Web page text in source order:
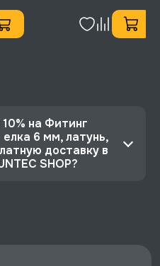
на Фитинг
6 мм, латунь,
доставку в
SHOP?